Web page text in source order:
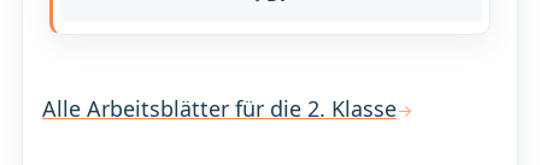
Alle Arbeitsblätter für die 2. Klasse